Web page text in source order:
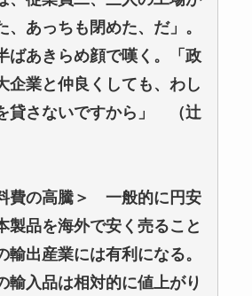
、あっちも閉めた、だ」。
ばあきらめ顔で嘆く。「政
企業と仲良くしても、わし
貸さないですから」 （辻
費の高騰＞ 一般的に円安
製品を海外で安く売ること
輸出産業には有利になる。
輸入品は相対的に値上がり